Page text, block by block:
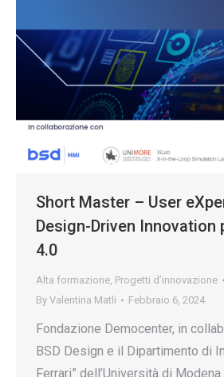
Short Master – User
Design-Driven Innovation
4.0
Alta formazione, Progetti d’innovazione
By Valentina Matli Febbraio 6, 2024
Fondazione Democenter, in
BSD Design e il Dipartimento di
Ferrari” dell’Università di